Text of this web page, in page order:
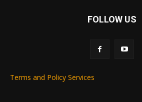
FOLLOW US
Terms and Policy Services